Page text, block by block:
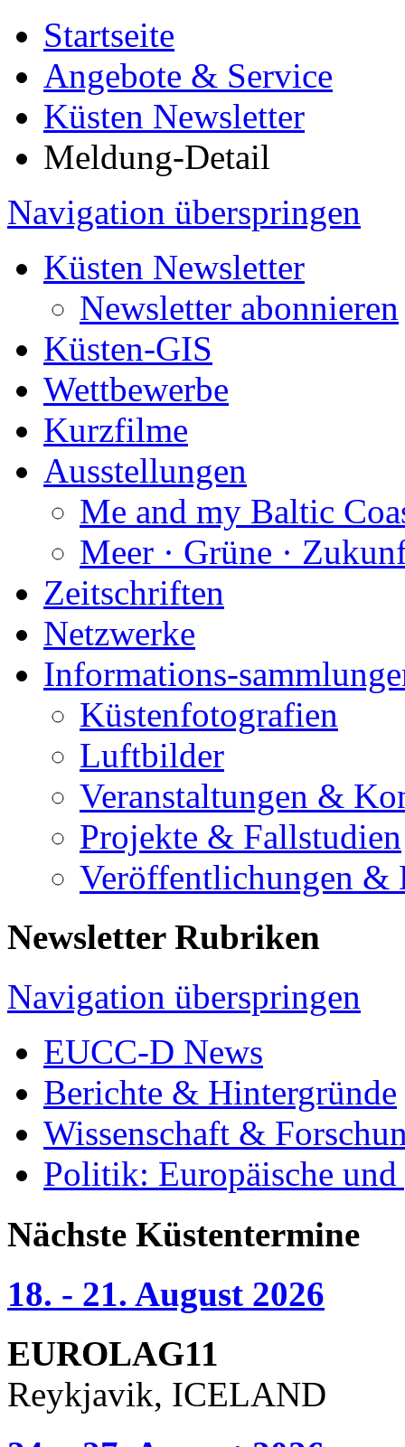
Startseite
Angebote & Service
Küsten Newsletter
Meldung-Detail
Navigation überspringen
Küsten Newsletter
Newsletter abonnieren
Küsten-GIS
Wettbewerbe
Kurzfilme
Ausstellungen
Me and my Baltic
Meer · Grüne ·
Zeitschriften
Netzwerke
Informations-
Küstenfotografien
Luftbilder
Veranstaltungen &
Projekte & Fallstudien
Veröffentlichungen &
Newsletter Rubriken
Navigation überspringen
EUCC-D News
Berichte & Hintergründe
Wissenschaft &
Politik: Europäische
Nächste Küstentermine
18. - 21. August 2026
EUROLAG11
Reykjavik, ICELAND